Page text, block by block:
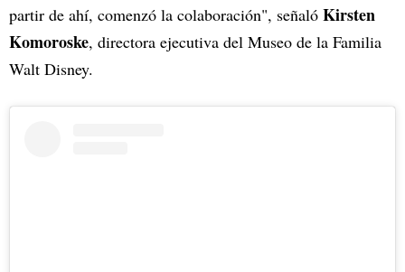
partir de ahí, comenzó la colaboración", señaló Kirsten
Komoroske, directora ejecutiva del Museo de la Familia
Walt Disney.